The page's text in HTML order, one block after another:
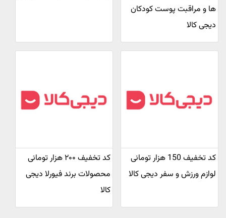
ها و مراقبت پوست کودکان
دیجی کالا
کد تخفیف 150 هزار تومانی
لوازم ورزش و سفر دیجی کالا
کد تخفیف ۲۰۰ هزار تومانی
محصولات برند فیورلا دیجی
کالا